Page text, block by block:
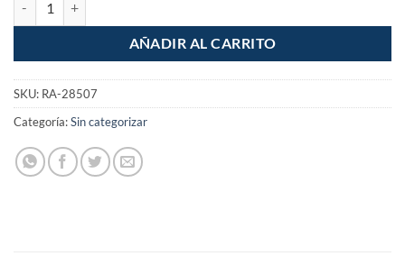
AÑADIR AL CARRITO
SKU: RA-28507
Categoría:Sin categorizar